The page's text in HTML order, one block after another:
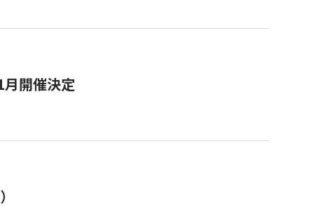
月開催決定